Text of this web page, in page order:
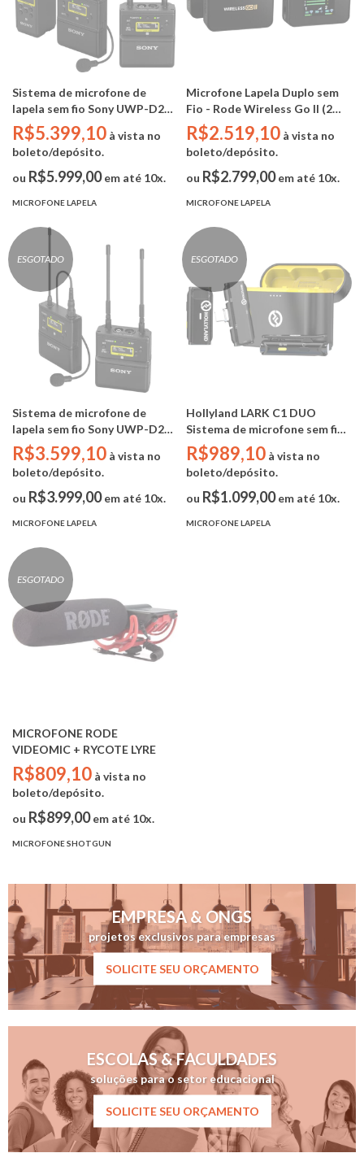
Sistema de microfone de
lapela sem fio Sony UWP-D26
(UC14: 470 a 542 MHz)
R$5.399,10 à vista no
boleto/depósito.
ou R$5.999,00em até 10x.
MICROFONE LAPELA
Microfone Lapela Duplo sem
Fio - Rode Wireless Go II (2
TX/ 1 RX)
R$2.519,10 à vista no
boleto/depósito.
ou R$2.799,00em até 10x.
MICROFONE LAPELA
ESGOTADO
Sistema de microfone de
lapela sem fio Sony UWP-D21
(UC14: 470 a 542 MHz)
R$3.599,10 à vista no
boleto/depósito.
ou R$3.999,00em até 10x.
MICROFONE LAPELA
ESGOTADO
Hollyland LARK C1 DUO
Sistema de microfone sem fio
para 2 pessoas (USB C /
ANDROID) PRETO
R$989,10 à vista no
boleto/depósito.
ou R$1.099,00em até 10x.
MICROFONE LAPELA
ESGOTADO
MICROFONE RODE
VIDEOMIC + RYCOTE LYRE
R$809,10 à vista no
boleto/depósito.
ou R$899,00em até 10x.
MICROFONE SHOTGUN
EMPRESA & ONGS
projetos exclusivos para empresas
SOLICITE SEU ORÇAMENTO
ESCOLAS & FACULDADES
soluções para o setor educacional
SOLICITE SEU ORÇAMENTO